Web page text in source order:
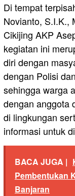
Di tempat
Novianto, S.I.K.,
Cikijing AKP
kegiatan ini
diri dengan
dengan Polisi
sehingga warga
dengan anggota
di lingkungan
informasi untuk
BACA JUGA |
Pembentukan
Banjaran